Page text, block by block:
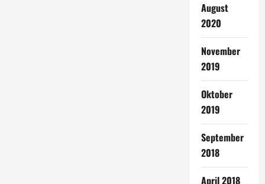
August
2020
November
2019
Oktober
2019
September
2018
April 2018